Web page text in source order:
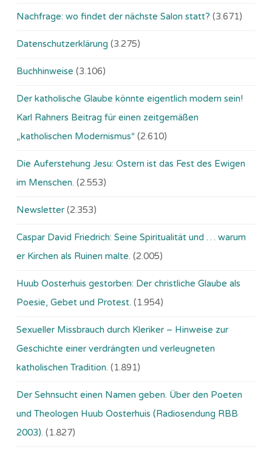
Nachfrage: wo findet der nächste Salon statt? (3.671)
Datenschutzerklärung (3.275)
Buchhinweise (3.106)
Der katholische Glaube könnte eigentlich modern sein!
Karl Rahners Beitrag für einen zeitgemäßen
„katholischen Modernismus“ (2.610)
Die Auferstehung Jesu: Ostern ist das Fest des Ewigen
im Menschen. (2.553)
Newsletter (2.353)
Caspar David Friedrich: Seine Spiritualität und … warum
er Kirchen als Ruinen malte. (2.005)
Huub Oosterhuis gestorben: Der christliche Glaube als
Poesie, Gebet und Protest. (1.954)
Sexueller Missbrauch durch Kleriker – Hinweise zur
Geschichte einer verdrängten und verleugneten
katholischen Tradition. (1.891)
Der Sehnsucht einen Namen geben. Über den Poeten
und Theologen Huub Oosterhuis (Ra­dio­sen­dung RBB
2003). (1.827)